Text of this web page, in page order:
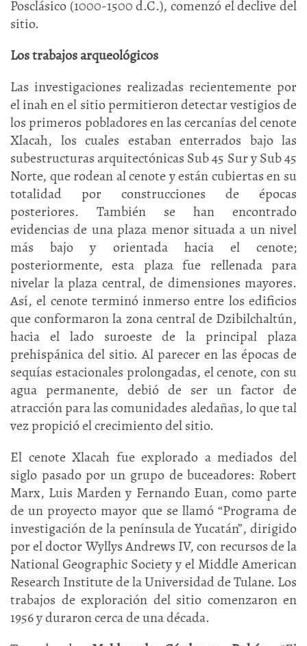
Posclásico (1000-1500 d.C.), comenzó el declive del
sitio.
Los trabajos arqueológicos
Las investigaciones realizadas recientemente por
el inah en el sitio permitieron detectar vestigios de
los primeros pobladores en las cercanías del cenote
Xlacah, los cuales estaban enterrados bajo las
subestructuras arquitectónicas Sub 45 Sur y Sub 45
Norte, que rodean al cenote y están cubiertas en su
totalidad por construcciones de épocas
posteriores. También se han encontrado
evidencias de una plaza menor situada a un nivel
más bajo y orientada hacia el cenote;
posteriormente, esta plaza fue rellenada para
nivelar la plaza central, de dimensiones mayores.
Así, el cenote terminó inmerso entre los edificios
que conformaron la zona central de Dzibilchaltún,
hacia el lado suroeste de la principal plaza
prehispánica del sitio. Al parecer en las épocas de
sequías estacionales prolongadas, el cenote, con su
agua permanente, debió de ser un factor de
atracción para las comunidades aledañas, lo que tal
vez propició el crecimiento del sitio.
El cenote Xlacah fue explorado a mediados del
siglo pasado por un grupo de buceadores: Robert
Marx, Luis Marden y Fernando Euan, como parte
de un proyecto mayor que se llamó “Programa de
investigación de la península de Yucatán”, dirigido
por el doctor Wyllys Andrews IV, con recursos de la
National Geographic Society y el Middle American
Research Institute de la Universidad de Tulane. Los
trabajos de exploración del sitio comenzaron en
1956 y duraron cerca de una década.